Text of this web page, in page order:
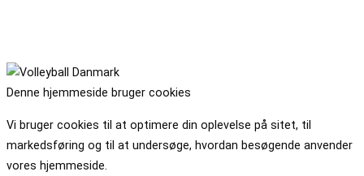
Denne hjemmeside bruger cookies
Vi bruger cookies til at optimere din oplevelse på sitet, til
markedsføring og til at undersøge, hvordan besøgende anvender
vores hjemmeside.